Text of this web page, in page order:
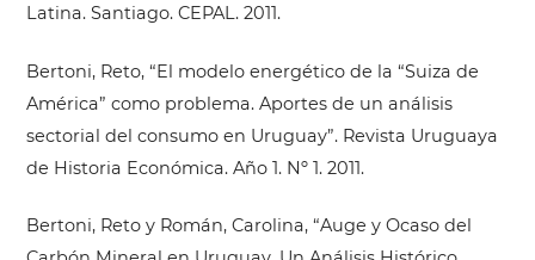
Latina. Santiago. CEPAL. 2011.
Bertoni, Reto, “El modelo energético de la “Suiza de
América” como problema. Aportes de un análisis
sectorial del consumo en Uruguay”. Revista Uruguaya
de Historia Económica. Año 1. Nº 1. 2011.
Bertoni, Reto y Román, Carolina, “Auge y Ocaso del